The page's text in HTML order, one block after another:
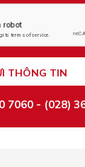
THÔNG TIN
7060 - (028)